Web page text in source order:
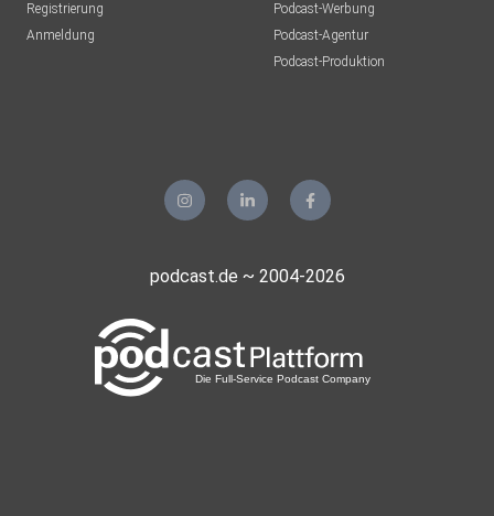
Verwandte Folge:
0€ Webinar: Einführung ins Neuro-Training.
Erfahre die 3 Grundprinzipien für erfolgreiches Training und
Therapie. Melde dich hier an:
https://neuroathletik-training.de/webinar-neuro-
grundprinzipien
Registrierung
Anmeldung
Podcast-Werbung
Podcast-Agentur
Podcast-Produktion
podcast.de ~ 2004-2026